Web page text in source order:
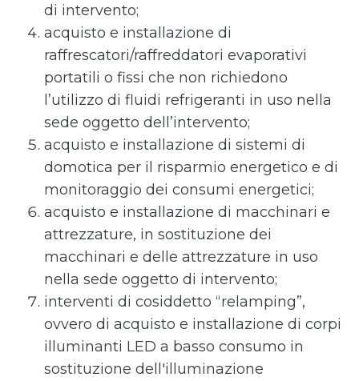
di intervento;
acquisto e installazione di
raffrescatori/raffreddatori evaporativi
portatili o fissi che non richiedono
l’utilizzo di fluidi refrigeranti in uso nella
sede oggetto dell’intervento;
acquisto e installazione di sistemi di
domotica per il risparmio energetico e di
monitoraggio dei consumi energetici;
acquisto e installazione di macchinari e
attrezzature, in sostituzione dei
macchinari e delle attrezzature in uso
nella sede oggetto di intervento;
interventi di cosiddetto “relamping”,
ovvero di acquisto e installazione di corpi
illuminanti LED a basso consumo in
sostituzione dell'illuminazione